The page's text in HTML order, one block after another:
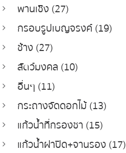
พานเชิง (27)
กรอบรูปเบญจรงค์ (19)
ช้าง (27)
สัตว์มงคล (10)
อื่นๆ (11)
กระถางจัดดอกไม้ (13)
แก้วน้ำที่กรองชา (15)
แก้วน้ำฝาปิด+จานรอง (17)